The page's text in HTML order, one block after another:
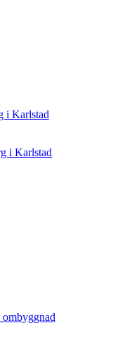
i Karlstad
i Karlstad